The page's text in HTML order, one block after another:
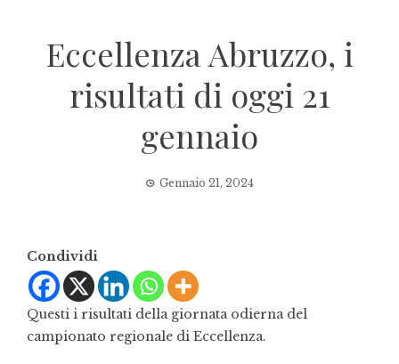
Eccellenza Abruzzo, i
risultati di oggi 21
gennaio
Gennaio 21, 2024
Condividi
Questi i risultati della giornata odierna del
campionato regionale di Eccellenza.